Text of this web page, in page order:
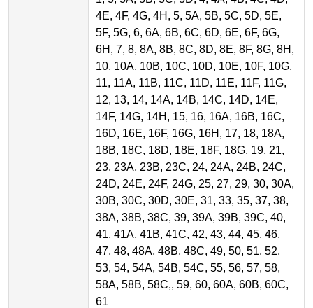
4E, 4F, 4G, 4H, 5, 5A, 5B, 5C, 5D, 5E,
5F, 5G, 6, 6A, 6B, 6C, 6D, 6E, 6F, 6G,
6H, 7, 8, 8A, 8B, 8C, 8D, 8E, 8F, 8G, 8H,
10, 10A, 10B, 10C, 10D, 10E, 10F, 10G,
11, 11A, 11B, 11C, 11D, 11E, 11F, 11G,
12, 13, 14, 14A, 14B, 14C, 14D, 14E,
14F, 14G, 14H, 15, 16, 16A, 16B, 16C,
16D, 16E, 16F, 16G, 16H, 17, 18, 18A,
18B, 18C, 18D, 18E, 18F, 18G, 19, 21,
23, 23A, 23B, 23C, 24, 24A, 24B, 24C,
24D, 24E, 24F, 24G, 25, 27, 29, 30, 30A,
30B, 30C, 30D, 30E, 31, 33, 35, 37, 38,
38A, 38B, 38C, 39, 39A, 39B, 39C, 40,
41, 41A, 41B, 41C, 42, 43, 44, 45, 46,
47, 48, 48A, 48B, 48C, 49, 50, 51, 52,
53, 54, 54A, 54B, 54C, 55, 56, 57, 58,
58A, 58B, 58C,, 59, 60, 60A, 60B, 60C,
61